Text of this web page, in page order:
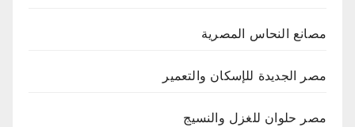
مصانع النحاس المصرية
مصر الجديدة للإسكان والتعمير
مصر حلوان للغزل والنسيج